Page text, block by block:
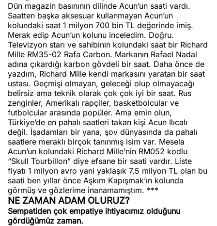
Dün magazin basınının dilinde Acun’un saati vardı.
Saatten başka aksesuar kullanmayan Acun’un
kolundaki saat 1 milyon 700 bin TL değerinde imiş.
Merak edip Acun’un kolunu inceledim. Doğru.
Televizyon starı ve sahibinin kolundaki saat bir Richard
Mille RM35-02 Rafa Carbon. Markanın Rafael Nadal
adına çıkardığı karbon gövdeli bir saat. Daha önce de
yazdım, Richard Mille kendi markasını yaratan bir saat
ustası. Geçmişi olmayan, geleceği olup olmayacağı
belirsiz ama teknik olarak çok çok iyi bir saat. Rus
zenginler, Amerikalı rapçiler, basketbolcular ve
futbolcular arasında popüler. Ama emin olun,
Türkiye’de en pahalı saatleri takan kişi Acun Ilıcalı
değil. İşadamları bir yana, şov dünyasında da pahalı
saatlere meraklı birçok tanınmış isim var. Mesela
Acun’un kolundaki Richard Mille’nin RM052 kodlu
“Skull Tourbillon” diye efsane bir saati vardır. Liste
fiyatı 1 milyon avro yani yaklaşık 7,5 milyon TL olan bu
saati ben yıllar önce Aşkım Kapışmak’ın kolunda
görmüş ve gözlerime inanamamıştım. ***
NE ZAMAN ADAM OLURUZ?
Sempatiden çok empatiye ihtiyacımız olduğunu
gördüğümüz zaman.